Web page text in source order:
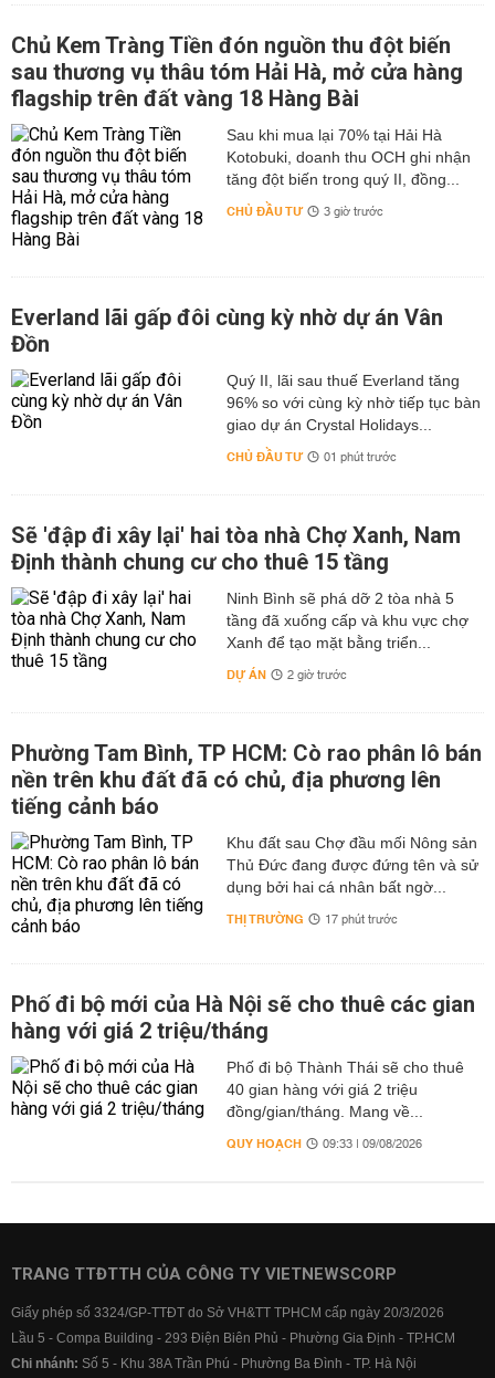
Chủ Kem Tràng Tiền đón nguồn thu đột biến
sau thương vụ thâu tóm Hải Hà, mở cửa hàng
flagship trên đất vàng 18 Hàng Bài
Sau khi mua lại 70% tại Hải Hà
Kotobuki, doanh thu OCH ghi nhận
tăng đột biến trong quý II, đồng...
CHỦ ĐẦU TƯ 3 giờ trước
Everland lãi gấp đôi cùng kỳ nhờ dự án Vân
Đồn
Quý II, lãi sau thuế Everland tăng
96% so với cùng kỳ nhờ tiếp tục bàn
giao dự án Crystal Holidays...
CHỦ ĐẦU TƯ 01 phút trước
Sẽ 'đập đi xây lại' hai tòa nhà Chợ Xanh, Nam
Định thành chung cư cho thuê 15 tầng
Ninh Bình sẽ phá dỡ 2 tòa nhà 5
tầng đã xuống cấp và khu vực chợ
Xanh để tạo mặt bằng triển...
DỰ ÁN 2 giờ trước
Phường Tam Bình, TP HCM: Cò rao phân lô bán
nền trên khu đất đã có chủ, địa phương lên
tiếng cảnh báo
Khu đất sau Chợ đầu mối Nông sản
Thủ Đức đang được đứng tên và sử
dụng bởi hai cá nhân bất ngờ...
THỊ TRƯỜNG 17 phút trước
Phố đi bộ mới của Hà Nội sẽ cho thuê các gian
hàng với giá 2 triệu/tháng
Phố đi bộ Thành Thái sẽ cho thuê
40 gian hàng với giá 2 triệu
đồng/gian/tháng. Mang về...
QUY HOẠCH 09:33 | 09/08/2026
TRANG TTĐTTH CỦA CÔNG TY VIETNEWSCORP
Giấy phép số 3324/GP-TTĐT do Sở VH&TT TPHCM cấp ngày 20/3/2026
Lầu 5 - Compa Building - 293 Điện Biên Phủ - Phường Gia Định - TP.HCM
Chi nhánh: Số 5 - Khu 38A Trần Phú - Phường Ba Đình - TP. Hà Nội